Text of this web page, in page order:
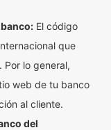
El código
que
lo general,
web de tu banco
al cliente.
del